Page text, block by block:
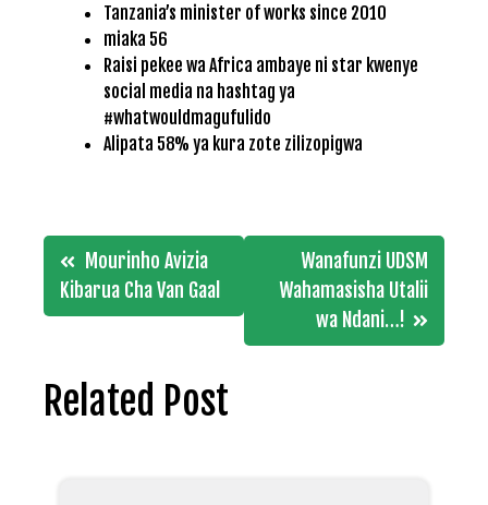
Tanzania’s minister of works since 2010
miaka 56
Raisi pekee wa Africa ambaye ni star kwenye
social media na hashtag ya
#whatwouldmagufulido
Alipata 58% ya kura zote zilizopigwa
Post
navigation
Mourinho Avizia
Kibarua Cha Van Gaal
Wanafunzi UDSM
Wahamasisha Utalii
wa Ndani…!
Related Post